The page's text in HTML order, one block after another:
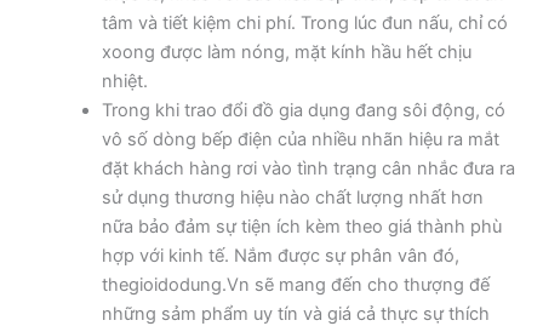
tâm và tiết kiệm chi phí. Trong lúc đun nấu, chỉ có
xoong được làm nóng, mặt kính hầu hết chịu
nhiệt.
Trong khi trao đổi đồ gia dụng đang sôi động, có
vô số dòng bếp điện của nhiều nhãn hiệu ra mắt
đặt khách hàng rơi vào tình trạng cân nhắc đưa ra
sử dụng thương hiệu nào chất lượng nhất hơn
nữa bảo đảm sự tiện ích kèm theo giá thành phù
hợp với kinh tế. Nắm được sự phân vân đó,
thegioidodung.Vn sẽ mang đến cho thượng đế
những sảm phẩm uy tín và giá cả thực sự thích